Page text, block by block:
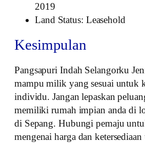
2019
Land Status: Leasehold
Kesimpulan
Pangsapuri Indah Selangorku
mampu milik yang sesuai untuk
individu. Jangan lepaskan
memiliki rumah impian anda di
di Sepang. Hubungi pemaju
mengenai harga dan